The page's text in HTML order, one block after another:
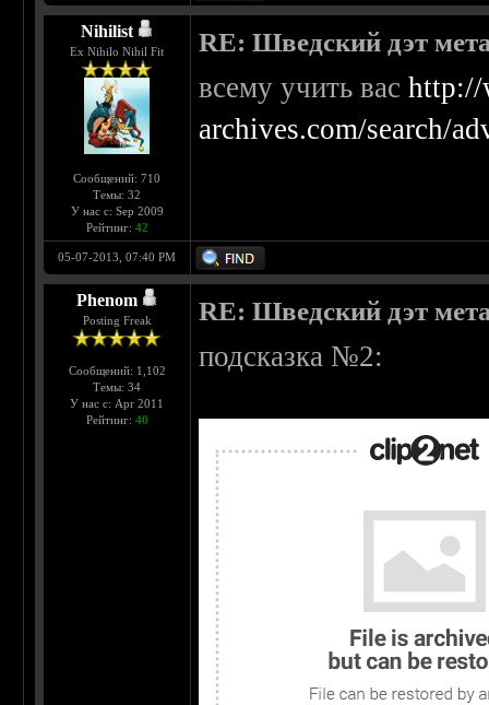
Nihilist
Ex Nihilo Nihil Fit
Сообщений: 710
Темы: 32
У нас с: Sep 2009
Рейтинг: 42
RE: Шведский дэт
всему учить васhttp://
archives.com/search/
05-07-2013, 07:40 PM
Phenom
Posting Freak
Сообщений: 1,102
Темы: 34
У нас с: Apr 2011
Рейтинг: 40
RE: Шведский дэт
подсказка №2: